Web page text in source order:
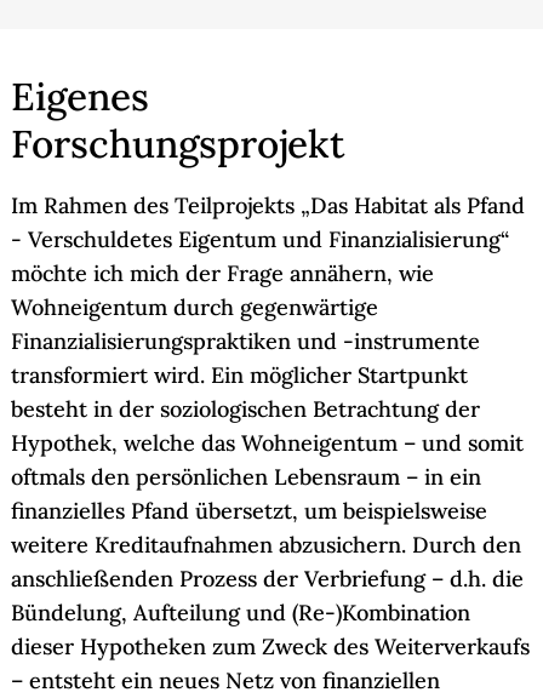
Eigenes
Forschungsprojekt
Im Rahmen des Teilprojekts „Das Habitat als Pfand
- Verschuldetes Eigentum und Finanzialisierung“
möchte ich mich der Frage annähern, wie
Wohneigentum durch gegenwärtige
Finanzialisierungspraktiken und -instrumente
transformiert wird. Ein möglicher Startpunkt
besteht in der soziologischen Betrachtung der
Hypothek, welche das Wohneigentum – und somit
oftmals den persönlichen Lebensraum – in ein
finanzielles Pfand übersetzt, um beispielsweise
weitere Kreditaufnahmen abzusichern. Durch den
anschließenden Prozess der Verbriefung – d.h. die
Bündelung, Aufteilung und (Re-)Kombination
dieser Hypotheken zum Zweck des Weiterverkaufs
– entsteht ein neues Netz von finanziellen